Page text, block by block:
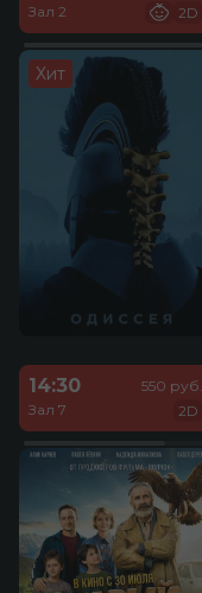
Зал 2
2D
Хит
14:30
Зал 7
550 руб.
2D